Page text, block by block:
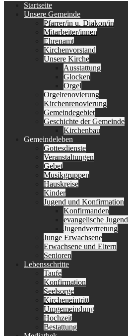
Erstes
Menü
Startseite
Unsere Gemeinde
Pfarrer/in u. Diakon/in
Mitarbeiter/innen
Ehrenamt
Kirchenvorstand
Unsere Kirche
Ausstattung
Glocken
Orgel
Orgelrenovierung
Kirchenrenovierung
Gemeindegebiet
Geschichte der Gemeinde
Kirchenbau
Gemeindeleben
Gottesdienste
Veranstaltungen
Gebet
Musikgruppen
Hauskreise
Kinder
Jugend und Konfirmation
Konfirmanden
evangelische Jugend
Jugendvertretung
Junge Erwachsene
Erwachsene und Eltern
Senioren
Lebensschritte
Taufe
Konfirmation
Seelsorge
Kircheneintritt
Umgemeindung
Hochzeit
Bestattung